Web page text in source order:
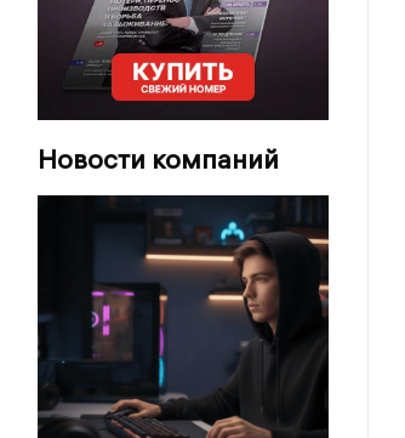
Новости компаний